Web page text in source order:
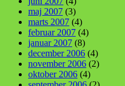
maj 2007 (3)
marts 2007 (4)
februar 2007 (4)
januar 2007 (8)
december 2006 (4)
november 2006 (2)
oktober 2006 (4)